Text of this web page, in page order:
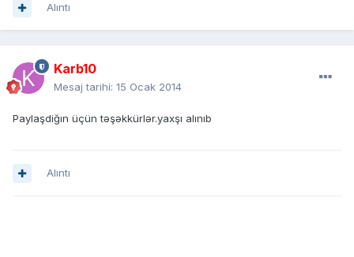
Alıntı
Karb10
Mesaj tarihi: 15 Ocak 2014
Paylaşdiğın üçün təşəkkürlər.yaxşı alınıb
Alıntı